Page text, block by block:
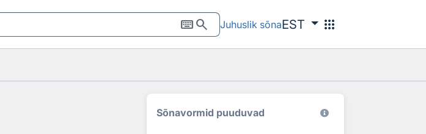
keyboardsearch Juhuslik sõnaEST apps
Sõnavormid puuduvad